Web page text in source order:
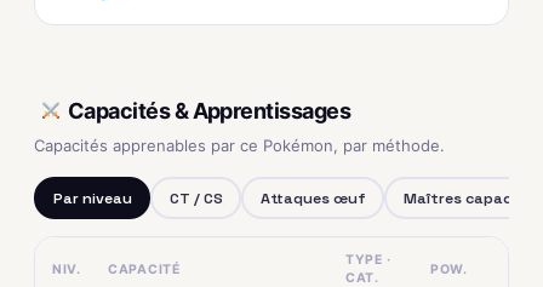
Capacités & Apprentissages
Capacités apprenables par ce Pokémon, par méthode.
Par niveau CT / CS Attaques œuf Maîtres capacités
NIV. CAPACITÉ
TYPE ·
CAT.
POW.